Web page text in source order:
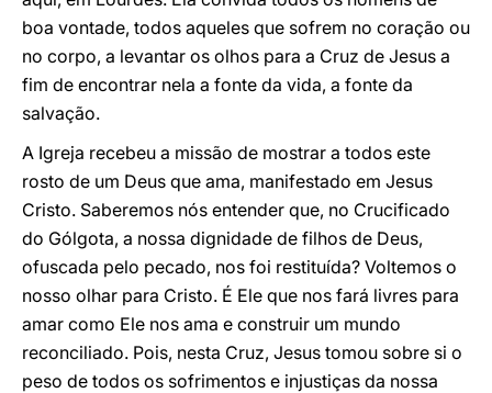
boa vontade, todos aqueles que sofrem no coração ou
no corpo, a levantar os olhos para a Cruz de Jesus a
fim de encontrar nela a fonte da vida, a fonte da
salvação.
A Igreja recebeu a missão de mostrar a todos este
rosto de um Deus que ama, manifestado em Jesus
Cristo. Saberemos nós entender que, no Crucificado
do Gólgota, a nossa dignidade de filhos de Deus,
ofuscada pelo pecado, nos foi restituída? Voltemos o
nosso olhar para Cristo. É Ele que nos fará livres para
amar como Ele nos ama e construir um mundo
reconciliado. Pois, nesta Cruz, Jesus tomou sobre si o
peso de todos os sofrimentos e injustiças da nossa